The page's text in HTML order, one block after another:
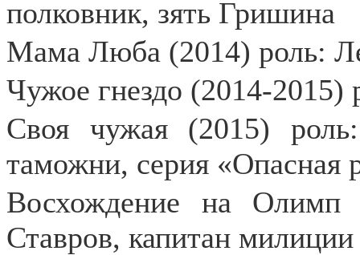
полковник, зять Гришина
Мама Люба (2014) роль:
Чужое гнездо (2014-2015)
Своя чужая (2015)
таможни, серия «Опасная
Восхождение на Олимп
Ставров, капитан милиции